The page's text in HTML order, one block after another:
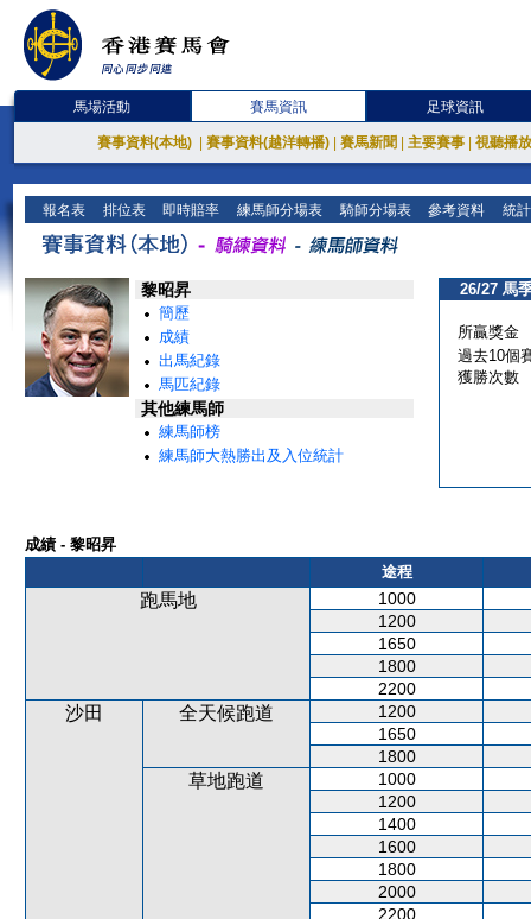
馬場活動 賽馬資訊 足球資訊
賽事資料(本地) 賽事資料(越洋轉播) 賽馬新聞 主要賽事 視聽播
報名表 排位表 即時賠率 練馬師分場表 騎師分場表 參考資料 統
黎昭昇
簡歷
成績
出馬紀錄
馬匹紀錄
其他練馬師
練馬師榜
練馬師大熱勝出及入位統計
26/27 馬
所贏獎金
過去10個
獲勝次數
成績 - 黎昭昇
途程
跑馬地
1000
1200
1650
1800
2200
沙田 全天候跑道
1200
1650
1800
草地跑道
1000
1200
1400
1600
1800
2000
2200